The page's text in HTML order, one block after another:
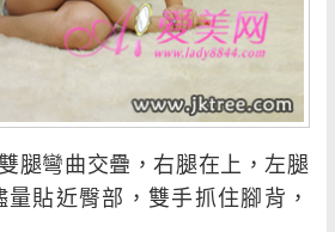
彎曲交疊，右腿在上，左腿
貼近臀部，雙手抓住腳背，